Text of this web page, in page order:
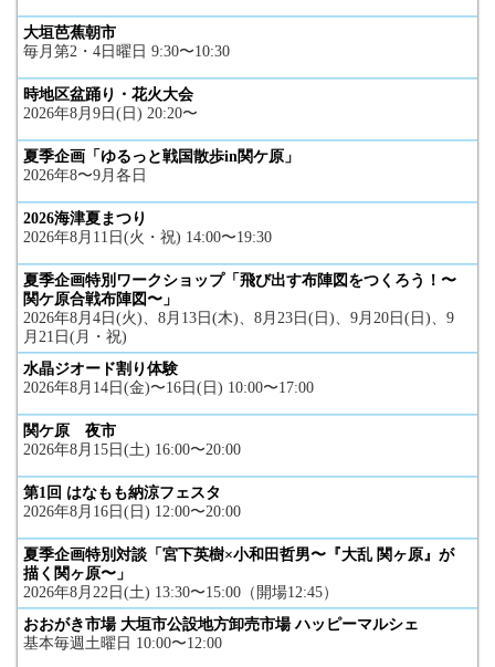
大垣芭蕉朝市
毎月第2・4日曜日 9:30〜10:30
時地区盆踊り・花火大会
2026年8月9日(日) 20:20〜
夏季企画「ゆるっと戦国散歩in関ケ原」
2026年8〜9月各日
2026海津夏まつり
2026年8月11日(火・祝) 14:00〜19:30
夏季企画特別ワークショップ「飛び出す布陣図をつくろう！〜
関ケ原合戦布陣図〜」
2026年8月4日(火)、8月13日(木)、8月23日(日)、9月20日(日)、9
月21日(月・祝)
水晶ジオード割り体験
2026年8月14日(金)〜16日(日) 10:00〜17:00
関ケ原 夜市
2026年8月15日(土) 16:00〜20:00
第1回 はなもも納涼フェスタ
2026年8月16日(日) 12:00〜20:00
夏季企画特別対談「宮下英樹×小和田哲男〜『大乱 関ヶ原』が
描く関ヶ原〜」
2026年8月22日(土) 13:30〜15:00（開場12:45）
おおがき市場 大垣市公設地方卸売市場 ハッピーマルシェ
基本毎週土曜日 10:00〜12:00